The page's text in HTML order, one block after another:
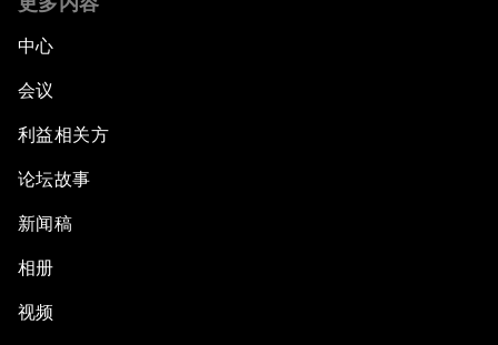
中心
会议
利益相关方
论坛故事
新闻稿
相册
视频